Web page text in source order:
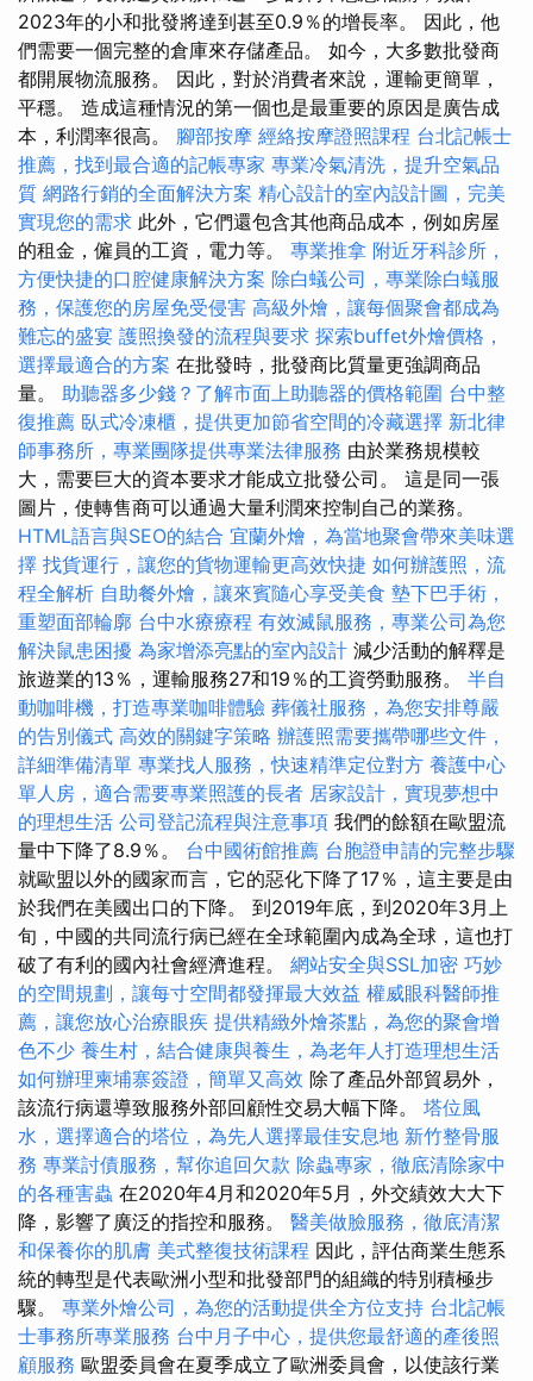
2023年的小和批發將達到甚至0.9％的增長率。 因此，他
們需要一個完整的倉庫來存儲產品。 如今，大多數批發商
都開展物流服務。 因此，對於消費者來說，運輸更簡單，
平穩。 造成這種情況的第一個也是最重要的原因是廣告成
本，利潤率很高。 腳部按摩 經絡按摩證照課程 台北記帳士
推薦，找到最合適的記帳專家 專業冷氣清洗，提升空氣品
質 網路行銷的全面解決方案 精心設計的室內設計圖，完美
實現您的需求 此外，它們還包含其他商品成本，例如房屋
的租金，僱員的工資，電力等。 專業推拿 附近牙科診所，
方便快捷的口腔健康解決方案 除白蟻公司，專業除白蟻服
務，保護您的房屋免受侵害 高級外燴，讓每個聚會都成為
難忘的盛宴 護照換發的流程與要求 探索buffet外燴價格，
選擇最適合的方案 在批發時，批發商比質量更強調商品
量。 助聽器多少錢？了解市面上助聽器的價格範圍 台中整
復推薦 臥式冷凍櫃，提供更加節省空間的冷藏選擇 新北律
師事務所，專業團隊提供專業法律服務 由於業務規模較
大，需要巨大的資本要求才能成立批發公司。 這是同一張
圖片，使轉售商可以通過大量利潤來控制自己的業務。
HTML語言與SEO的結合 宜蘭外燴，為當地聚會帶來美味選
擇 找貨運行，讓您的貨物運輸更高效快捷 如何辦護照，流
程全解析 自助餐外燴，讓來賓隨心享受美食 墊下巴手術，
重塑面部輪廓 台中水療療程 有效滅鼠服務，專業公司為您
解決鼠患困擾 為家增添亮點的室內設計 減少活動的解釋是
旅遊業的13％，運輸服務27和19％的工資勞動服務。 半自
動咖啡機，打造專業咖啡體驗 葬儀社服務，為您安排尊嚴
的告別儀式 高效的關鍵字策略 辦護照需要攜帶哪些文件，
詳細準備清單 專業找人服務，快速精準定位對方 養護中心
單人房，適合需要專業照護的長者 居家設計，實現夢想中
的理想生活 公司登記流程與注意事項 我們的餘額在歐盟流
量中下降了8.9％。 台中國術館推薦 台胞證申請的完整步驟
就歐盟以外的國家而言，它的惡化下降了17％，這主要是由
於我們在美國出口的下降。 到2019年底，到2020年3月上
旬，中國的共同流行病已經在全球範圍內成為全球，這也打
破了有利的國內社會經濟進程。 網站安全與SSL加密 巧妙
的空間規劃，讓每寸空間都發揮最大效益 權威眼科醫師推
薦，讓您放心治療眼疾 提供精緻外燴茶點，為您的聚會增
色不少 養生村，結合健康與養生，為老年人打造理想生活
如何辦理柬埔寨簽證，簡單又高效 除了產品外部貿易外，
該流行病還導致服務外部回顧性交易大幅下降。 塔位風
水，選擇適合的塔位，為先人選擇最佳安息地 新竹整骨服
務 專業討債服務，幫你追回欠款 除蟲專家，徹底清除家中
的各種害蟲 在2020年4月和2020年5月，外交績效大大下
降，影響了廣泛的指控和服務。 醫美做臉服務，徹底清潔
和保養你的肌膚 美式整復技術課程 因此，評估商業生態系
統的轉型是代表歐洲小型和批發部門的組織的特別積極步
驟。 專業外燴公司，為您的活動提供全方位支持 台北記帳
士事務所專業服務 台中月子中心，提供您最舒適的產後照
顧服務 歐盟委員會在夏季成立了歐洲委員會，以使該行業